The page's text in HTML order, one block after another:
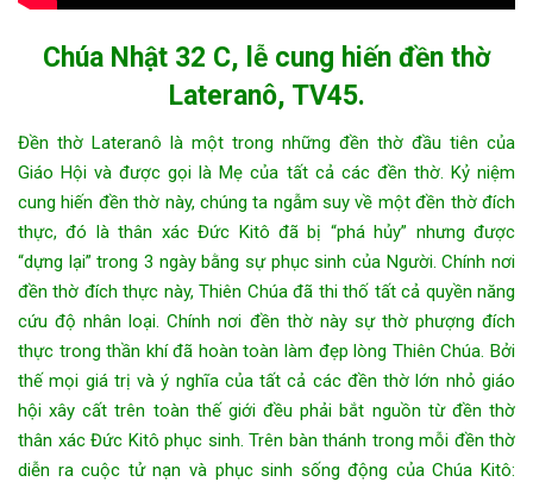
Chúa Nhật 32 C, lễ cung hiến đền thờ
Lateranô, TV45.
Đền thờ Lateranô là một trong những đền thờ đầu tiên của
Giáo Hội và được gọi là Mẹ của tất cả các đền thờ. Kỷ niệm
cung hiến đền thờ này, chúng ta ngẫm suy về một đền thờ đích
thực, đó là thân xác Đức Kitô đã bị “phá hủy” nhưng được
“dựng lại” trong 3 ngày bằng sự phục sinh của Người. Chính nơi
đền thờ đích thực này, Thiên Chúa đã thi thố tất cả quyền năng
cứu độ nhân loại. Chính nơi đền thờ này sự thờ phượng đích
thực trong thần khí đã hoàn toàn làm đẹp lòng Thiên Chúa. Bởi
thế mọi giá trị và ý nghĩa của tất cả các đền thờ lớn nhỏ giáo
hội xây cất trên toàn thế giới đều phải bắt nguồn từ đền thờ
thân xác Đức Kitô phục sinh. Trên bàn thánh trong mỗi đền thờ
diễn ra cuộc tử nạn và phục sinh sống động của Chúa Kitô: